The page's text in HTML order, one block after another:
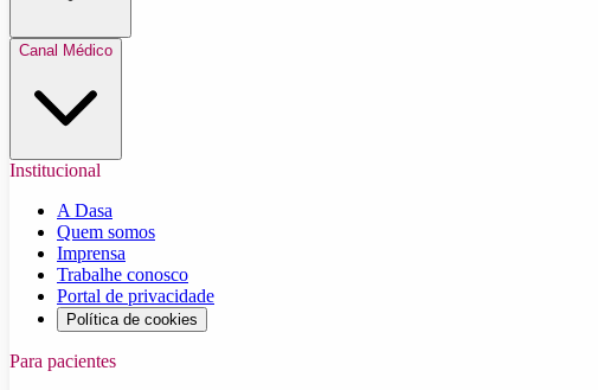
Canal Médico
Institucional
A Dasa
Quem somos
Imprensa
Trabalhe conosco
Portal de privacidade
Política de cookies
Para pacientes